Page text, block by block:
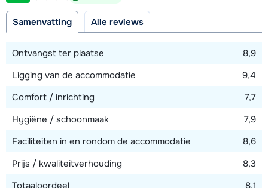
10 - 25 meter
Samenvatting Alle reviews
Ontvangst ter plaatse
8,9
Ligging van de accommodatie
9,4
Comfort / inrichting
7,7
Hygiëne / schoonmaak
7,9
Faciliteiten in en rondom de accommodatie
8,6
Prijs / kwaliteitverhouding
8,3
Totaaloordeel
8,1